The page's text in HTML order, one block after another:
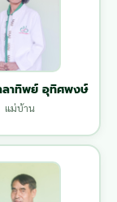
ลาทิพย์ อุทิศพงษ์
แม่บ้าน